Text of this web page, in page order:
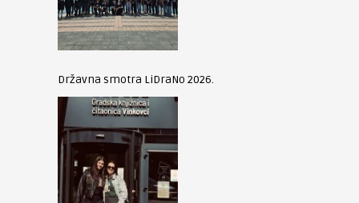
Državna smotra LiDraNo 2026.